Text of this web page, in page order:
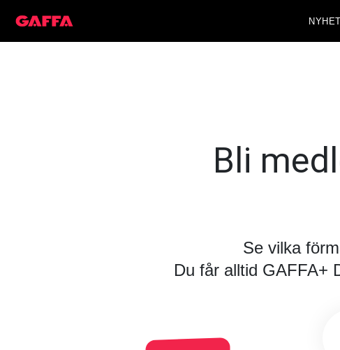
Bli
Se vilka
Du får alltid GAFFA+